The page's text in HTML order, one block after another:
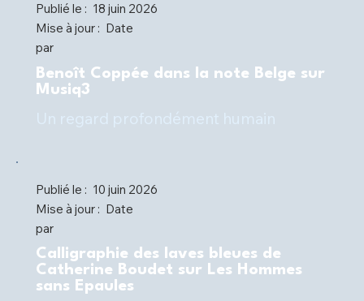
Publié le : 18 juin 2026
Mise à jour : Date
par
Benoît Coppée dans la note Belge sur
Musiq3
Publié le : 10 juin 2026
Mise à jour : Date
par
Calligraphie des laves bleues de
Catherine Boudet sur Les Hommes
sans Epaules